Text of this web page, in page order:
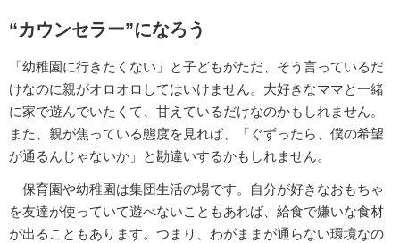
“カウンセラー”になろう
「幼稚園に行きたくない」と子どもがただ、そう言っているだ
けなのに親がオロオロしてはいけません。大好きなママと一緒
に家で遊んでいたくて、甘えているだけなのかもしれません。
また、親が焦っている態度を見れば、「ぐずったら、僕の希望
が通るんじゃないか」と勘違いするかもしれません。
保育園や幼稚園は集団生活の場です。自分が好きなおもちゃ
を友達が使っていて遊べないこともあれば、給食で嫌いな食材
が出ることもあります。つまり、わがままが通らない環境なの